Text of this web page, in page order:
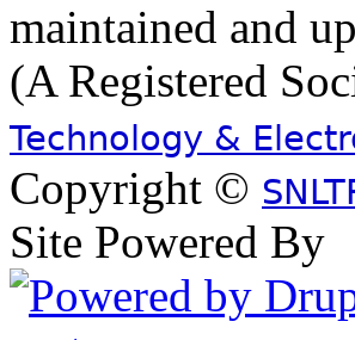
maintained and
(A Registered
Technology &
Copyright ©
Site Powered By